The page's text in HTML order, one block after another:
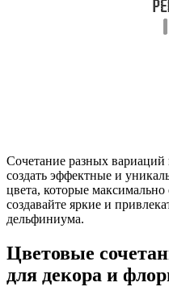
Сочетание разных
создать эффектные и
цвета, которые
создавайте яркие и
дельфиниума.
Цветовые
для декора и